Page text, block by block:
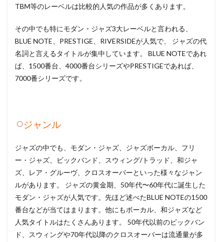
TBM等のレーベルは比較的人気の作品が多くあります。
その中でも特にモダン・ジャズ3大レーベルと言われる、
BLUE NOTE、PRESTIGE、RIVERSIDEが人気で、 ジャズの代
名詞と言えるタイトルが集中しています。 BLUE NOTEであれ
ば、1500番台、4000番台シリーズやPRESTIGEであれば、
7000番シリーズです。
ジャンル
ジャズの中でも、モダン・ジャズ、ジャズボーカル、フリ
ー・ジャズ、ビックバンド、スウィング/トラッド、和ジャ
ズ、レア・グルーヴ、クロスオーバーといった様々なジャン
ルがあります。 ジャズの黄金期、50年代〜60年代に誕生した
モダン・ジャズが人気です。先ほど述べたBLUE NOTEの1500
番台などが当てはまります。他にもボーカル、和ジャズなど
人気タイトルはたくさんあります。 50年代以前のビックバン
ド、スウィングや70年代以降のクロスオーバーは流通量が多